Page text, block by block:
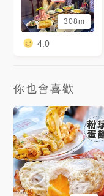
308m
4.0
你也會喜歡